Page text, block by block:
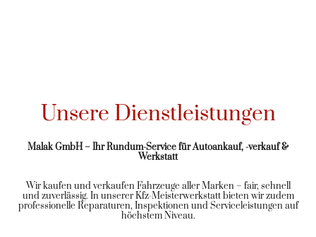
Unsere Dienstleistungen
Malak GmbH – Ihr Rundum-Service für Autoankauf, -verkauf &
Werkstatt
Wir kaufen und verkaufen Fahrzeuge aller Marken – fair, schnell
und zuverlässig. In unserer Kfz-Meisterwerkstatt bieten wir zudem
professionelle Reparaturen, Inspektionen und Serviceleistungen auf
höchstem Niveau.